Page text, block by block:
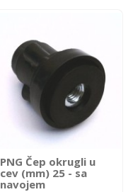
PNG Čep okrugli u
cev (mm) 25 - sa
navojem